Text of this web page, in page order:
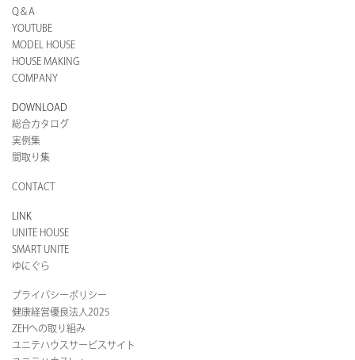
Q＆A
YOUTUBE
MODEL HOUSE
HOUSE MAKING
COMPANY
DOWNLOAD
総合カタログ
実例集
間取り集
CONTACT
LINK
UNITE HOUSE
SMART UNITE
ゆにぐら
プライバシーポリシー
健康経営優良法人2025
ZEHへの取り組み
ユニテハウスサービスサイト